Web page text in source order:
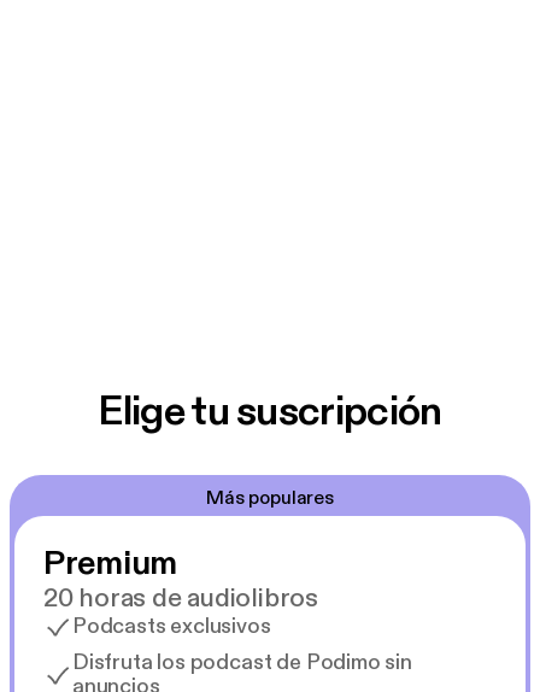
Elige tu suscripción
Más populares
Premium
20 horas de audiolibros
Podcasts exclusivos
Disfruta los podcast de Podimo sin